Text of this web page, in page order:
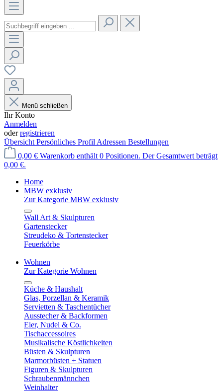
Menü schließen
Ihr Konto
Anmelden
oderregistrieren
Übersicht Persönliches Profil Adressen Bestellungen
0,00 € Warenkorb enthält 0 Positionen. Der Gesamtwert beträgt
0,00 €.
Home
MBW exklusiv
Zur Kategorie MBW exklusiv
Wall Art & Skulpturen
Gartenstecker
Streudeko & Tortenstecker
Feuerkörbe
Wohnen
Zur Kategorie Wohnen
Küche & Haushalt
Glas, Porzellan & Keramik
Servietten & Taschentücher
Ausstecher & Backformen
Eier, Nudel & Co.
Tischaccessoires
Musikalische Köstlichkeiten
Büsten & Skulpturen
Marmorbüsten + Statuen
Figuren & Skulpturen
Schraubenmännchen
Weinhalter